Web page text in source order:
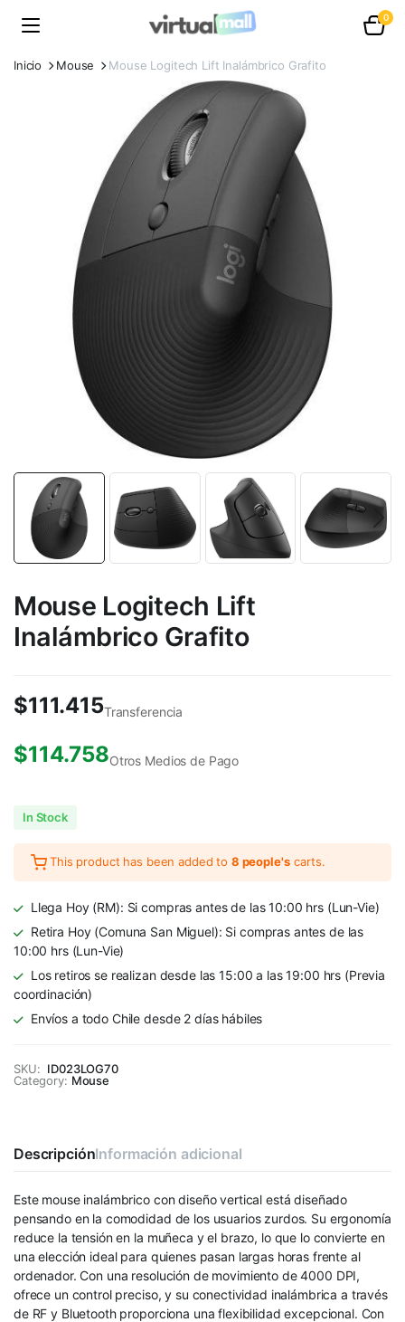
0
Inicio Mouse Mouse Logitech Lift Inalámbrico Grafito
Mouse Logitech Lift
Inalámbrico Grafito
$111.415Transferencia
$114.758Otros Medios de Pago
In Stock
This product has been added to 8 people's carts.
Llega Hoy (RM): Si compras antes de las 10:00 hrs (Lun-Vie)
Retira Hoy (Comuna San Miguel): Si compras antes de las
10:00 hrs (Lun-Vie)
Los retiros se realizan desde las 15:00 a las 19:00 hrs (Previa
coordinación)
Envíos a todo Chile desde 2 días hábiles
SKU: ID023LOG70
Category: Mouse
DescripciónInformación adicional
Este mouse inalámbrico con diseño vertical está diseñado
pensando en la comodidad de los usuarios zurdos. Su ergonomía
reduce la tensión en la muñeca y el brazo, lo que lo convierte en
una elección ideal para quienes pasan largas horas frente al
ordenador. Con una resolución de movimiento de 4000 DPI,
ofrece un control preciso, y su conectividad inalámbrica a través
de RF y Bluetooth proporciona una flexibilidad excepcional. Con